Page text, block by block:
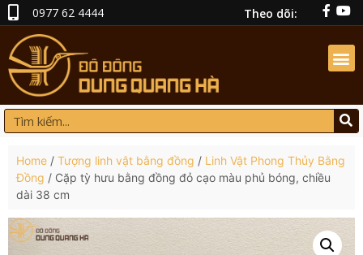
0977 62 4444 Theo dõi:
Home / Tượng linh vật bằng đồng / Linh Vật Phong Thủy Bằng
Đồng / Cặp tỳ hưu bằng đồng đỏ cạo màu phủ bóng, chiều
dài 38 cm